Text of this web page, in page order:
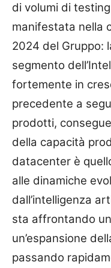
di volumi di
manifestata nella
2024 del Gruppo:
segmento
fortemente in
precedente a
prodotti,
della capacità
datacenter è
alle dinamiche
dall’intelligenza
sta affrontando
un’espansione
passando